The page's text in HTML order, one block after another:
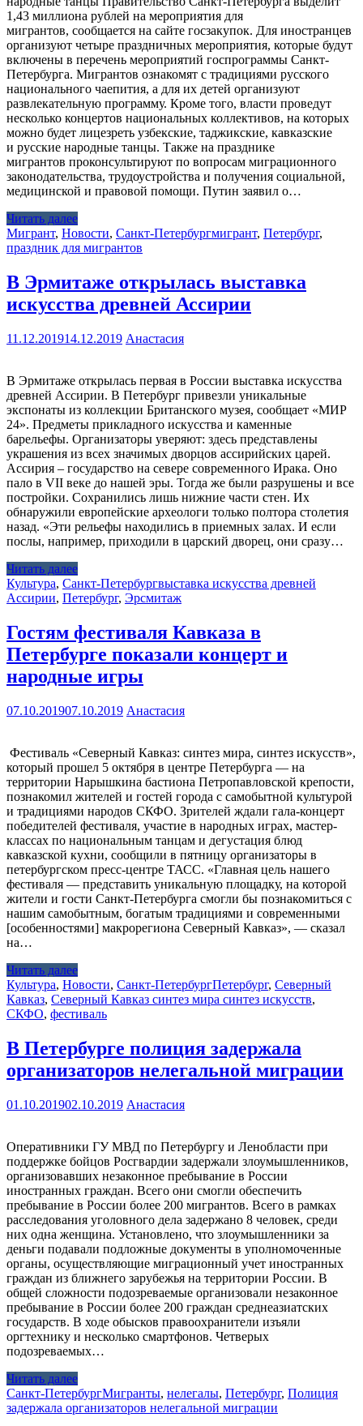
1,43 миллиона рублей на мероприятия для
мигрантов, сообщается на сайте госзакупок. Для иностранцев
организуют четыре праздничных мероприятия, которые будут
включены в перечень мероприятий госпрограммы Санкт-
Петербурга. Мигрантов ознакомят с традициями русского
национального чаепития, а для их детей организуют
развлекательную программу. Кроме того, власти проведут
несколько концертов национальных коллективов, на которых
можно будет лицезреть узбекские, таджикские, кавказские
и русские народные танцы. Также на празднике
мигрантов проконсультируют по вопросам миграционного
законодательства, трудоустройства и получения социальной,
медицинской и правовой помощи. Путин заявил о…
Читать далее
Мигрант, Новости, Санкт-Петербургмигрант, Петербург,
праздник для мигрантов
В Эрмитаже открылась выставка
искусства древней Ассирии
11.12.201914.12.2019 Анастасия
В Эрмитаже открылась первая в России выставка искусства
древней Ассирии. В Петербург привезли уникальные
экспонаты из коллекции Британского музея, сообщает «МИР
24». Предметы прикладного искусства и каменные
барельефы. Организаторы уверяют: здесь представлены
украшения из всех значимых дворцов ассирийских царей.
Ассирия – государство на севере современного Ирака. Оно
пало в VII веке до нашей эры. Тогда же были разрушены и все
постройки. Сохранились лишь нижние части стен. Их
обнаружили европейские археологи только полтора столетия
назад. «Эти рельефы находились в приемных залах. И если
послы, например, приходили в царский дворец, они сразу…
Читать далее
Культура, Санкт-Петербургвыставка искусства древней
Ассирии, Петербург, Эрсмитаж
Гостям фестиваля Кавказа в
Петербурге показали концерт и
народные игры
07.10.201907.10.2019 Анастасия
Фестиваль «Северный Кавказ: синтез мира, синтез искусств»,
который прошел 5 октября в центре Петербурга — на
территории Нарышкина бастиона Петропавловской крепости,
познакомил жителей и гостей города с самобытной культурой
и традициями народов СКФО. Зрителей ждали гала-концерт
победителей фестиваля, участие в народных играх, мастер-
классах по национальным танцам и дегустация блюд
кавказской кухни, сообщили в пятницу организаторы в
петербургском пресс-центре ТАСС. «Главная цель нашего
фестиваля — представить уникальную площадку, на которой
жители и гости Санкт-Петербурга смогли бы познакомиться с
нашим самобытным, богатым традициями и современными
[особенностями] макрорегиона Северный Кавказ», — сказал
на…
Читать далее
Культура, Новости, Санкт-ПетербургПетербург, Северный
Кавказ, Северный Кавказ синтез мира синтез искусств,
СКФО, фестиваль
В Петербурге полиция задержала
организаторов нелегальной миграции
01.10.201902.10.2019 Анастасия
Оперативники ГУ МВД по Петербургу и Ленобласти при
поддержке бойцов Росгвардии задержали злоумышленников,
организовавших незаконное пребывание в России
иностранных граждан. Всего они смогли обеспечить
пребывание в России более 200 мигрантов. Всего в рамках
расследования уголовного дела задержано 8 человек, среди
них одна женщина. Установлено, что злоумышленники за
деньги подавали подложные документы в уполномоченные
органы, осуществляющие миграционный учет иностранных
граждан из ближнего зарубежья на территории России. В
общей сложности подозреваемые организовали незаконное
пребывание в России более 200 граждан среднеазиатских
государств. В ходе обысков правоохранители изъяли
оргтехнику и несколько смартфонов. Четверых
подозреваемых…
Читать далее
Санкт-ПетербургМигранты, нелегалы, Петербург, Полиция
задержала организаторов нелегальной миграции